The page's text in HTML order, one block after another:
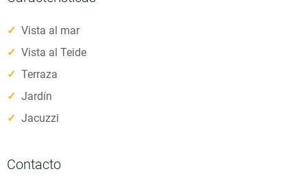
✓ Vista al mar
✓ Vista al Teide
✓ Terraza
✓ Jardín
✓ Jacuzzi
Contacto